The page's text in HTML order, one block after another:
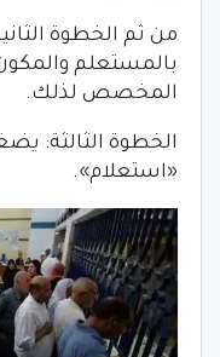
من ثم الخطوة
المخصص لذلك.
الخطوة الثالثة:
«استعلام».